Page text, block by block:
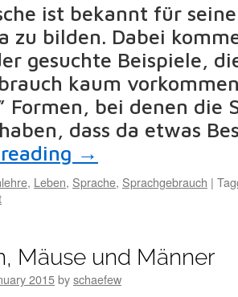
ist bekannt für
zu bilden. Dabei
gesuchte Beispiele,
kaum
Formen, bei denen die
dass da etwas
→
, Leben, Sprache, Sprachgebrauch |
Mäuse und Männer
2015byschaefew